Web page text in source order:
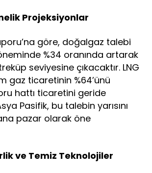
Projeksiyonlar
göre, doğalgaz talebi
%34 oranında artarak
seviyesine çıkacaktır. LNG
gaz ticaretinin %64’ünü
hattı ticaretini geride
Pasifik, bu talebin yarısını
pazar olarak öne
ve Temiz Teknolojiler